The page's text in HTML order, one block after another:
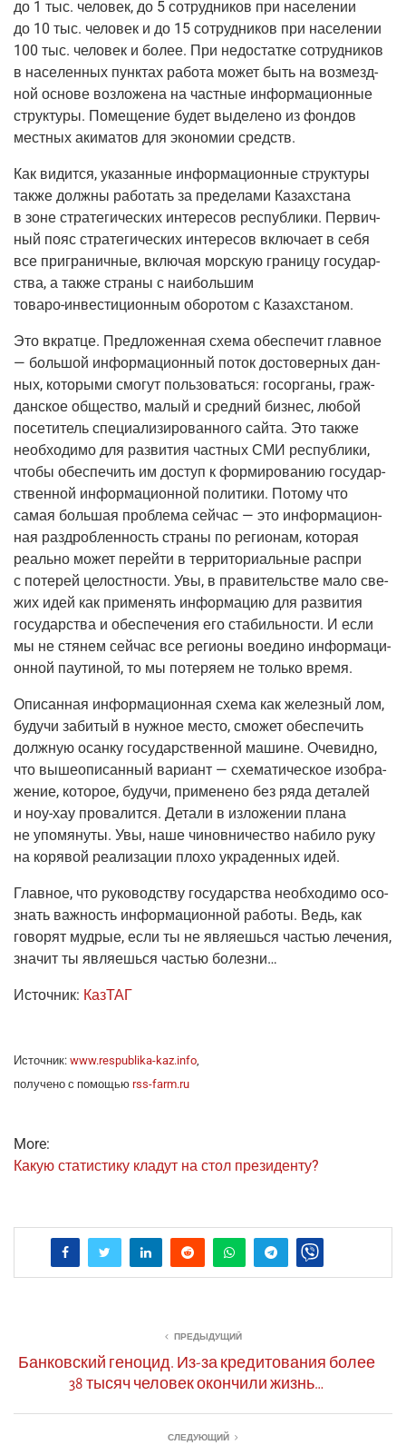
до 1 тыс. чело­век, до 5 сотруд­ни­ков при насе­ле­нии
до 10 тыс. чело­век и до 15 сотруд­ни­ков при насе­ле­нии
100 тыс. чело­век и более. При недо­стат­ке сотруд­ни­ков
в насе­лен­ных пунк­тах рабо­та может быть на воз­мезд­
ной осно­ве воз­ло­же­на на част­ные инфор­ма­ци­он­ные
струк­ту­ры. Поме­ще­ние будет выде­ле­но из фон­дов
мест­ных аки­ма­тов для эко­но­мии средств.
Как видит­ся, ука­зан­ные инфор­ма­ци­он­ные струк­ту­ры
так­же долж­ны рабо­тать за пре­де­ла­ми Казах­ста­на
в зоне стра­те­ги­че­ских инте­ре­сов рес­пуб­ли­ки. Пер­вич­
ный пояс стра­те­ги­че­ских инте­ре­сов вклю­ча­ет в себя
все при­гра­нич­ные, вклю­чая мор­скую гра­ни­цу госу­дар­
ства, а так­же стра­ны с наи­боль­шим
това­ро-инве­сти­ци­он­ным обо­ро­том с Казахстаном.
Это вкрат­це. Пред­ло­жен­ная схе­ма обес­пе­чит глав­ное
— боль­шой инфор­ма­ци­он­ный поток досто­вер­ных дан­
ных, кото­ры­ми смо­гут поль­зо­вать­ся: госор­га­ны, граж­
дан­ское обще­ство, малый и сред­ний биз­нес, любой
посе­ти­тель спе­ци­а­ли­зи­ро­ван­но­го сай­та. Это так­же
необ­хо­ди­мо для раз­ви­тия част­ных СМИ рес­пуб­ли­ки,
что­бы обес­пе­чить им доступ к фор­ми­ро­ва­нию госу­дар­
ствен­ной инфор­ма­ци­он­ной поли­ти­ки. Пото­му что
самая боль­шая про­бле­ма сей­час — это инфор­ма­ци­он­
ная раз­дроб­лен­ность стра­ны по реги­о­нам, кото­рая
реаль­но может перей­ти в тер­ри­то­ри­аль­ные рас­при
с поте­рей целост­но­сти. Увы, в пра­ви­тель­стве мало све­
жих идей как при­ме­нять инфор­ма­цию для раз­ви­тия
госу­дар­ства и обес­пе­че­ния его ста­биль­но­сти. И если
мы не стя­нем сей­час все реги­о­ны воеди­но инфор­ма­ци­
он­ной пау­ти­ной, то мы поте­ря­ем не толь­ко время.
Опи­сан­ная инфор­ма­ци­он­ная схе­ма как желез­ный лом,
будучи заби­тый в нуж­ное место, смо­жет обес­пе­чить
долж­ную осан­ку госу­дар­ствен­ной машине. Оче­вид­но,
что выше­опи­сан­ный вари­ант — схе­ма­ти­че­ское изоб­ра­
же­ние, кото­рое, будучи, при­ме­не­но без ряда дета­лей
и ноу-хау про­ва­лит­ся. Дета­ли в изло­же­нии пла­на
не упо­мя­ну­ты. Увы, наше чинов­ни­че­ство наби­ло руку
на коря­вой реа­ли­за­ции пло­хо укра­ден­ных идей.
Глав­ное, что руко­вод­ству госу­дар­ства необ­хо­ди­мо осо­
знать важ­ность инфор­ма­ци­он­ной рабо­ты. Ведь, как
гово­рят муд­рые, если ты не явля­ешь­ся частью лече­ния,
зна­чит ты явля­ешь­ся частью болезни…
Источ­ник: Каз­ТАГ
Источ­ник: www.respublika-kaz.info
полу­че­но с помо­щью rss-farm.ru
More:
Какую ста­ти­сти­ку кла­дут на стол президенту?
ПРЕДЫДУЩИЙ
Банковский геноцид. Из-за кредитования более
38 тысяч человек окончили жизнь…
СЛЕДУЮЩИЙ